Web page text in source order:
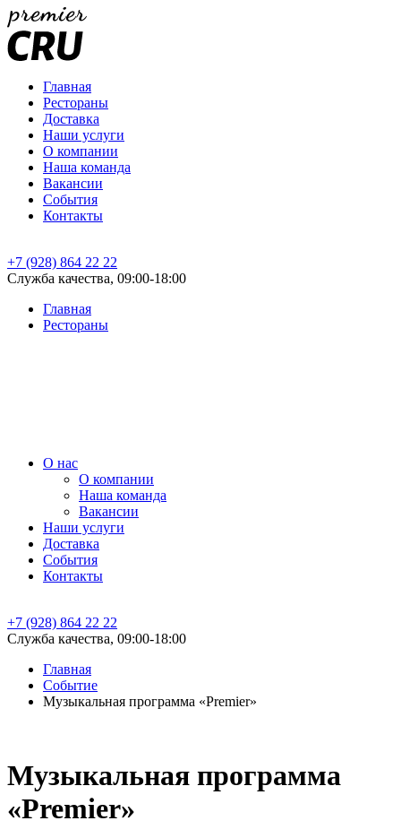
Главная
Рестораны
Доставка
Наши услуги
О компании
Наша команда
Вакансии
События
Контакты
+7 (928) 864 22 22
Служба качества, 09:00-18:00
Главная
Рестораны
О нас
О компании
Наша команда
Вакансии
Наши услуги
Доставка
События
Контакты
+7 (928) 864 22 22
Служба качества, 09:00-18:00
Главная
Событие
Музыкальная программа «Premier»
Музыкальная программа
«Premier»